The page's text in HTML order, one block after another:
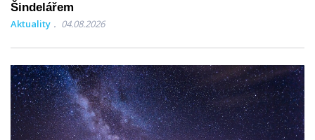
Šindelářem
Aktuality 04.08.2026